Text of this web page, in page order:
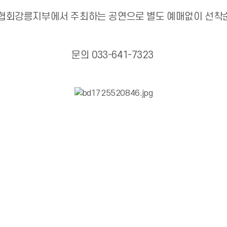
회강릉지부에서 주최하는 공연으로 별도 예매없이 선착
문의 033-641-7323